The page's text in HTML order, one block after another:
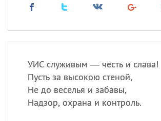
УИС служивым — честь и слава!
Пусть за высокою стеной,
Не до веселья и забавы,
Надзор, охрана и контроль.